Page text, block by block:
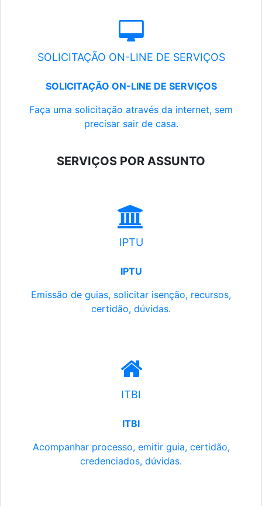
SOLICITAÇÃO ON-LINE DE SERVIÇOS
SOLICITAÇÃO ON-LINE DE SERVIÇOS
Faça uma solicitação através da internet, sem
precisar sair de casa.
SERVIÇOS POR ASSUNTO
IPTU
IPTU
Emissão de guias, solicitar isenção, recursos,
certidão, dúvidas.
ITBI
ITBI
Acompanhar processo, emitir guia, certidão,
credenciados, dúvidas.